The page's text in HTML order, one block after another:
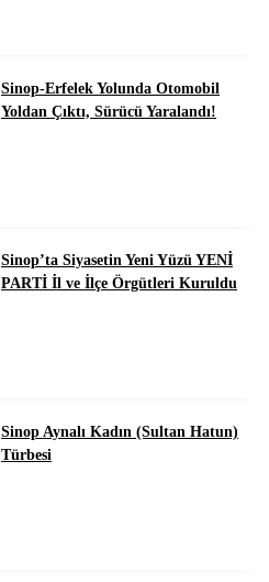
Sinop-Erfelek Yolunda Otomobil
Yoldan Çıktı, Sürücü Yaralandı!
Sinop’ta Siyasetin Yeni Yüzü YENİ
PARTİ İl ve İlçe Örgütleri Kuruldu
Sinop Aynalı Kadın (Sultan Hatun)
Türbesi